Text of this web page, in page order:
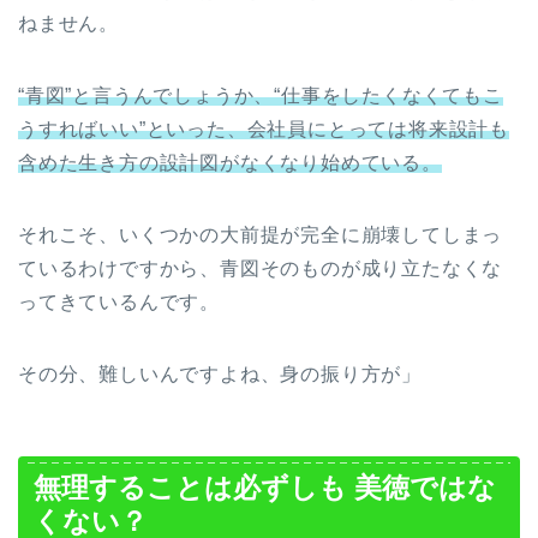
ねません。
“青図”と言うんでしょうか、“仕事をしたくなくてもこ
うすればいい”といった、会社員にとっては将来設計も
含めた生き方の設計図がなくなり始めている。
それこそ、いくつかの大前提が完全に崩壊してしまっ
ているわけですから、青図そのものが成り立たなくな
ってきているんです。
その分、難しいんですよね、身の振り方が」
無理することは必ずしも 美徳ではな
くない？